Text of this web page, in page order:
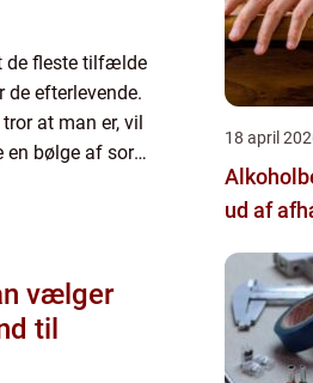
de fleste tilfælde
efterlevende.
at man er, vil
en bølge af sorg
til
18 april
ud af